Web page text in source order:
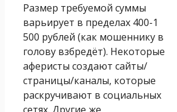
Размер требуемой суммы
варьирует в пределах 400-1
500 рублей (как мошеннику в
голову взбредёт). Некоторые
аферисты создают сайты/
страницы/каналы, которые
раскручивают в социальных